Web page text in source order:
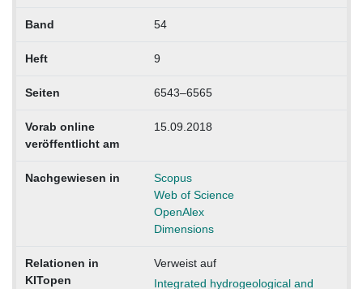
Band 54
Heft 9
Seiten 6543–6565
Vorab online
veröffentlicht am
15.09.2018
Nachgewiesen in
Scopus
Web of Science
OpenAlex
Dimensions
Relationen in
KITopen
Verweist auf
Integrated hydrogeological and